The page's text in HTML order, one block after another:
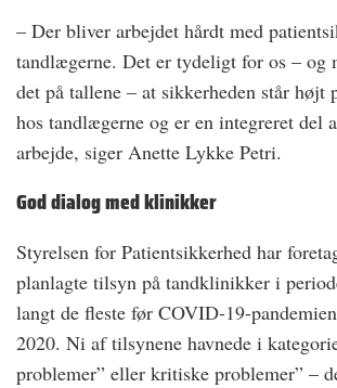
– Der bliver arbejdet hårdt med
tandlægerne. Det er tydeligt for os – og
det på tallene – at sikkerheden står højt
hos tandlægerne og er en integreret del
arbejde, siger Anette Lykke Petri.
God dialog med klinikker
Styrelsen for Patientsikkerhed har
planlagte tilsyn på tandklinikker i
langt de fleste før COVID-19-
2020. Ni af tilsynene havnede i
problemer” eller kritiske problemer” –